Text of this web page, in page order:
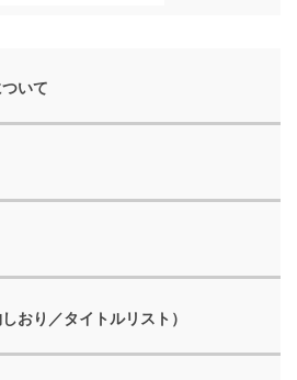
いて
おり／タイトルリスト）